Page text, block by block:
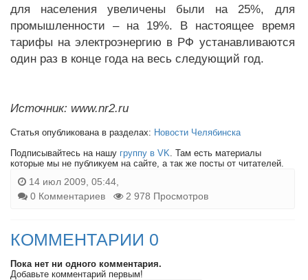
для населения увеличены были на 25%, для
промышленности – на 19%. В настоящее время
тарифы на электроэнергию в РФ устанавливаются
один раз в конце года на весь следующий год.
Источник: www.nr2.ru
Статья опубликована в разделах: Новости Челябинска
Подписывайтесь на нашу группу в VK. Там есть материалы
которые мы не публикуем на сайте, а так же посты от читателей.
14 июл 2009, 05:44,
0 Комментариев
2 978 Просмотров
КОММЕНТАРИИ 0
Пока нет ни одного комментария.
Добавьте комментарий первым!